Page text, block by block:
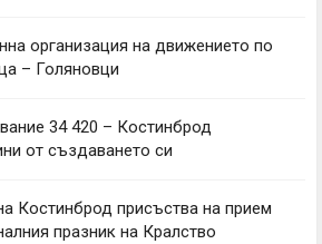
организация на движението по
– Голяновци
34 420 – Костинброд
от създаването си
Костинброд присъства на прием
празник на Кралство